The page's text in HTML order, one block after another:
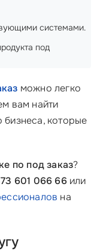
системами.
под
можно легко
вам найти
которые
по под заказ?
601 066 66или
на